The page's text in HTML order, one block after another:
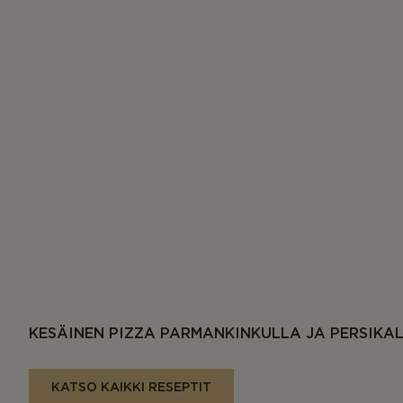
KESÄINEN PIZZA PARMANKINKULLA JA
KATSO KAIKKI RESEPTIT